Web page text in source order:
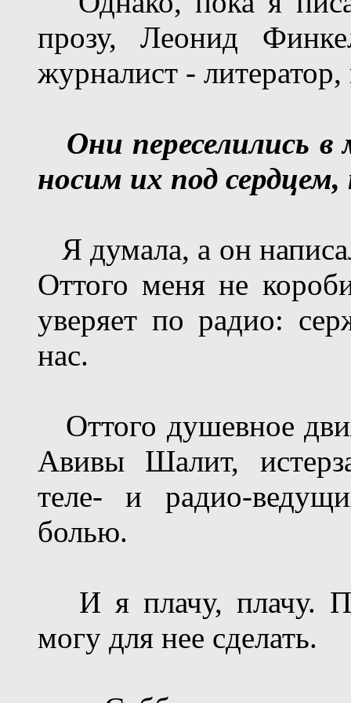
прозу, Леонид
журналист - литератор,
Они переселились
носим их под сердцем,
Я думала, а он
Оттого меня не
уверяет по радио:
нас.
Оттого душевное
Авивы Шалит,
теле- и радио-
болью.
И я плачу, плачу.
могу для нее сделать.